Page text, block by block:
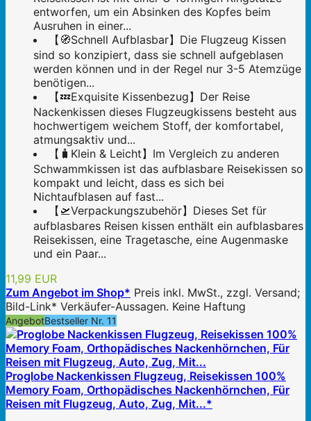
entworfen, um ein Absinken des Kopfes beim
Ausruhen in einer...
【🧭Schnell Aufblasbar】Die Flugzeug Kissen
sind so konzipiert, dass sie schnell aufgeblasen
werden können und in der Regel nur 3-5 Atemzüge
benötigen...
【💤Exquisite Kissenbezug】Der Reise
Nackenkissen dieses Flugzeugkissens besteht aus
hochwertigem weichem Stoff, der komfortabel,
atmungsaktiv und...
【🧳Klein & Leicht】Im Vergleich zu anderen
Schwammkissen ist das aufblasbare Reisekissen so
kompakt und leicht, dass es sich bei
Nichtaufblasen auf fast...
【🛫Verpackungszubehör】Dieses Set für
aufblasbares Reisen kissen enthält ein aufblasbares
Reisekissen, eine Tragetasche, eine Augenmaske
und ein Paar...
11,99 EUR
Zum Angebot im Shop* Preis inkl. MwSt., zzgl. Versand;
Bild-Link* Verkäufer-Aussagen. Keine Haftung
AngebotBestseller Nr. 11
Proglobe Nackenkissen Flugzeug, Reisekissen 100%
Memory Foam, Orthopädisches Nackenhörnchen, Für
Reisen mit Flugzeug, Auto, Zug, Mit...*